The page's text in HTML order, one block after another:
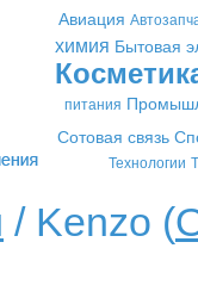
Авиация
химия Бытовая
питания
Сотовая связь
Технологии
/ Kenzo (